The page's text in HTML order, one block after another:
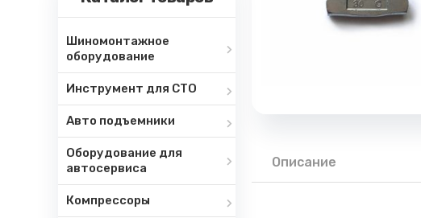
Шиномонтажное
оборудование
Инструмент для СТО
Авто подъемники
Оборудование для
автосервиса
Компрессоры
Описание